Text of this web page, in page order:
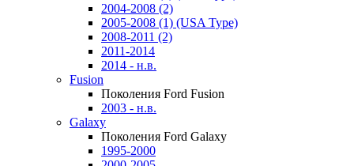
2004-2008 (2)
2005-2008 (1) (USA Type)
2008-2011 (2)
2011-2014
2014 - н.в.
Fusion
Поколения Ford Fusion
2003 - н.в.
Galaxy
Поколения Ford Galaxy
1995-2000